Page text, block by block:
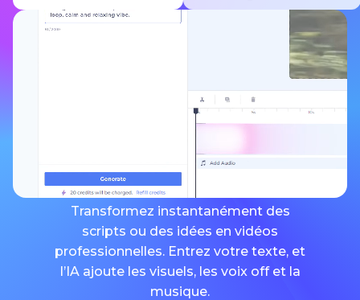
Transformez instantanément des
scripts ou des idées en vidéos
professionnelles. Entrez votre texte, et
l’IA ajoute les visuels, les voix off et la
musique.